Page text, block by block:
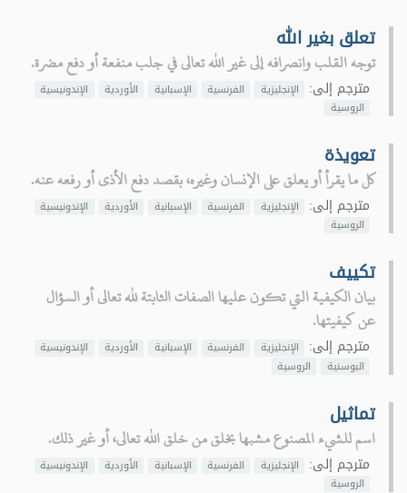
تعلق بغير الله
توجه القلب وانصرافه إلى غير الله تعالى في جلب منفعة أو دفع مضرة.
مترجم إلى: الإنجليزية الفرنسية الإسبانية الأوردية
الإندونيسية
الروسية
تعويذة
كل ما يقرأ أو يعلق على الإنسان وغيره، بقصد دفع الأذى أو رفعه عنه.
مترجم إلى: الإنجليزية الفرنسية الإسبانية الأوردية
الإندونيسية
الروسية
تكييف
بيان الكيفية التي تكون عليها الصفات الثابتة لله تعالى أو السؤال
عن كيفيتها.
مترجم إلى: الإنجليزية الفرنسية الإسبانية الأوردية
الإندونيسية
البوسنية
الروسية
تماثيل
اسم للشيء المصنوع مشبها بخلق من خلق الله تعالى، أو غير ذلك.
مترجم إلى: الإنجليزية الفرنسية الإسبانية الأوردية
الإندونيسية
الروسية